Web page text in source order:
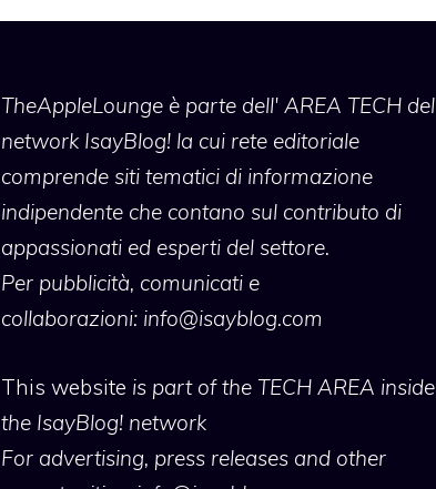
TheAppleLoungeè parte dell' AREA TECH del
network IsayBlog! la cui rete editoriale
comprende siti tematici di informazione
indipendente che contano sul contributo di
appassionati ed esperti del settore.
Per pubblicità, comunicati e
collaborazioni: info@isayblog.com
This website is part of the TECH AREA inside
the IsayBlog! network
For advertising, press releases and other